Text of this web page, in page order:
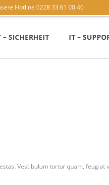
Hotline 0228 33 61 00 40
– SICHERHEIT IT –
Vestibulum tortor quam,